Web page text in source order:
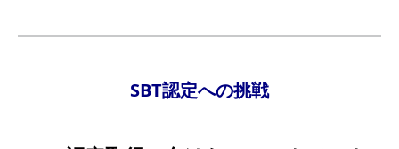
SBT認定への挑戦